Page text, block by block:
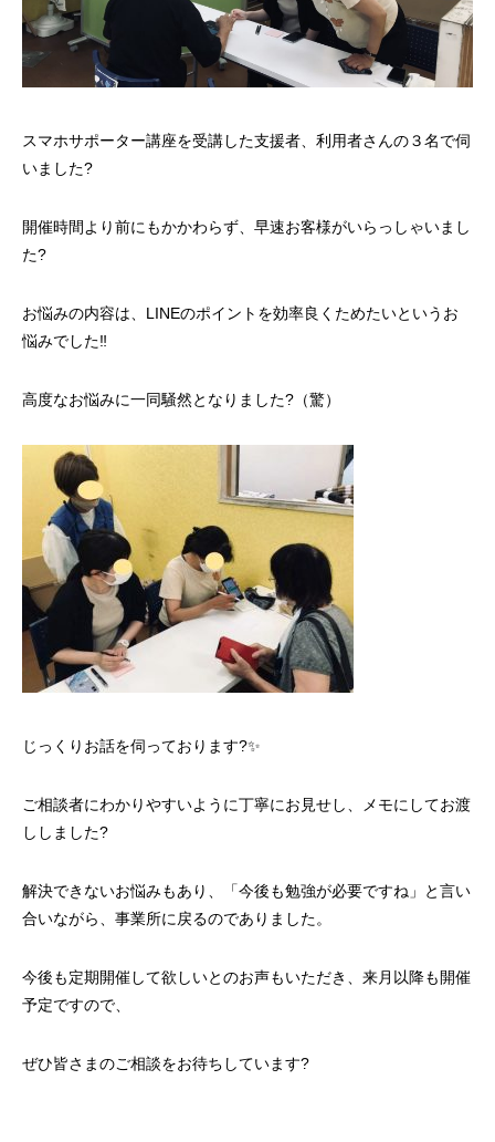
スマホサポーター講座を受講した支援者、利用者さんの３名で伺
いました?
開催時間より前にもかかわらず、早速お客様がいらっしゃいまし
た?
お悩みの内容は、LINEのポイントを効率良くためたいというお
悩みでした‼
高度なお悩みに一同騒然となりました?（驚）
じっくりお話を伺っております?✨
ご相談者にわかりやすいように丁寧にお見せし、メモにしてお渡
ししました?
解決できないお悩みもあり、「今後も勉強が必要ですね」と言い
合いながら、事業所に戻るのでありました。
今後も定期開催して欲しいとのお声もいただき、来月以降も開催
予定ですので、
ぜひ皆さまのご相談をお待ちしています?